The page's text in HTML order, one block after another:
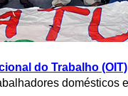
do Trabalho (OIT)
domésticos